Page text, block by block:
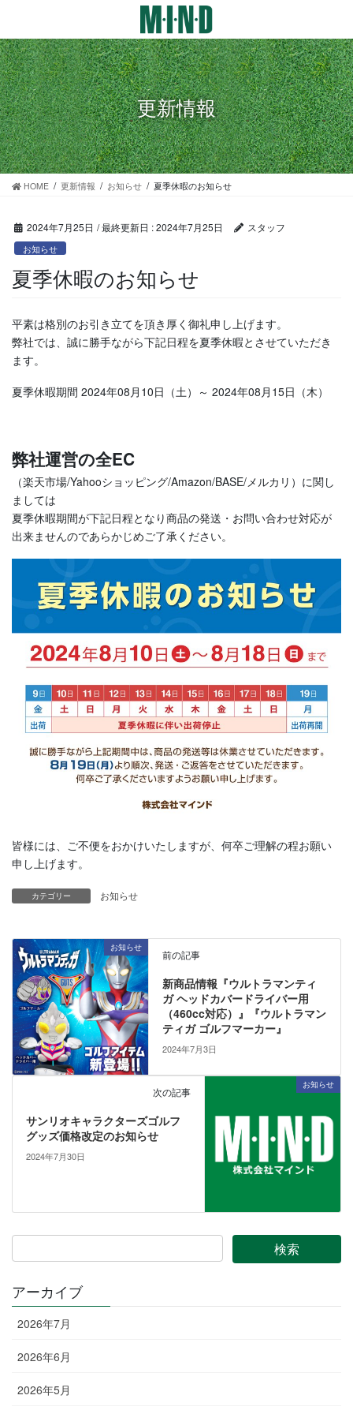
テ
ン
ツ
に
移
動
ゲ
ー
シ
ョ
ン
に
移
動
更新情報
HOME 更新情報 お知らせ 夏季休暇のお知らせ
2024年7月25日 / 最終更新日 :2024年7月25日 スタッフ
お知らせ
夏季休暇のお知らせ
平素は格別のお引き立てを頂き厚く御礼申し上げます。
弊社では、誠に勝手ながら下記日程を夏季休暇とさせていただき
ます。
夏季休暇期間 2024年08月10日（土）～ 2024年08月15日（木）
弊社運営の全EC
（楽天市場/Yahooショッピング/Amazon/BASE/メルカリ）に関し
ましては
夏季休暇期間が下記日程となり商品の発送・お問い合わせ対応が
出来ませんのであらかじめご了承ください。
皆様には、ご不便をおかけいたしますが、何卒ご理解の程お願い
申し上げます。
カテゴリー お知らせ
お知らせ
前の記事
新商品情報『ウルトラマンティ
ガ ヘッドカバードライバー用
（460cc対応）』『ウルトラマン
ティガ ゴルフマーカー』
2024年7月3日
お知らせ
次の記事
サンリオキャラクターズゴルフ
グッズ価格改定のお知らせ
2024年7月30日
アーカイブ
2026年7月
2026年6月
2026年5月